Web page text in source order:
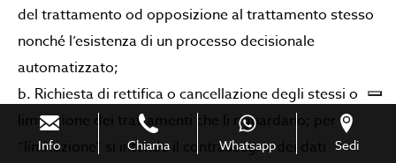
Info Chiama Whatsapp Sedi
del trattamento od opposizione al trattamento stesso
nonché l’esistenza di un processo decisionale
automatizzato;
b. Richiesta di rettifica o cancellazione degli stessi o
limitazione dei trattamenti che li riguardano; per
“limitazione” si intende il contrassegno dei dati